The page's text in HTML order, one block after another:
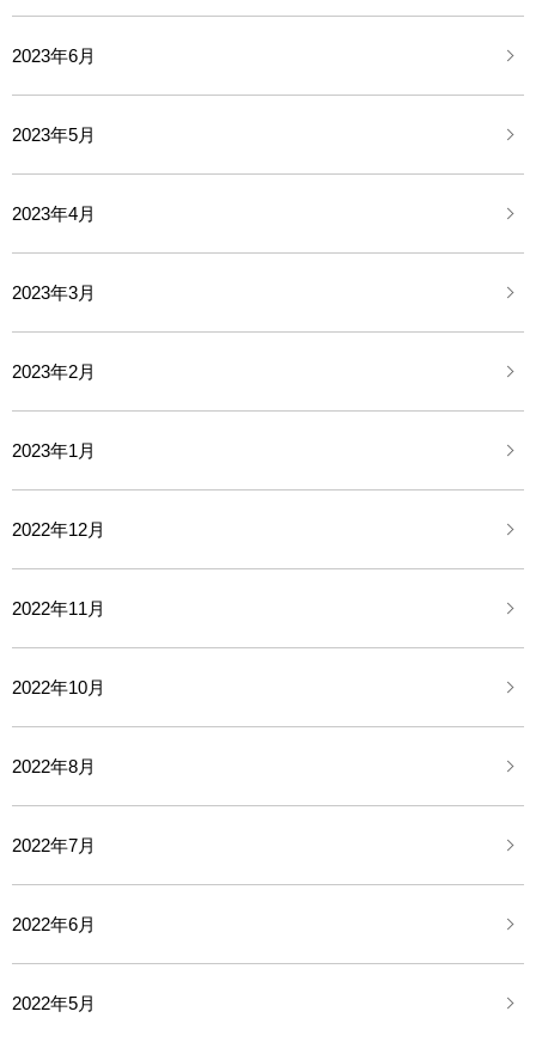
2023年6月
2023年5月
2023年4月
2023年3月
2023年2月
2023年1月
2022年12月
2022年11月
2022年10月
2022年8月
2022年7月
2022年6月
2022年5月